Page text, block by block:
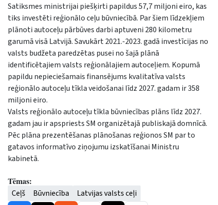
Satiksmes ministrijai piešķirti papildus 57,7 miljoni eiro, kas
tiks investēti reģionālo ceļu būvniecībā. Par šiem līdzekļiem
plānoti autoceļu pārbūves darbi aptuveni 280 kilometru
garumā visā Latvijā. Savukārt 2021.-2023. gadā investīcijas no
valsts budžeta paredzētas pusei no šajā plānā
identificētajiem valsts reģionālajiem autoceļiem. Kopumā
papildu nepieciešamais finansējums kvalitatīva valsts
reģionālo autoceļu tīkla veidošanai līdz 2027. gadam ir 358
miljoni eiro.
Valsts reģionālo autoceļu tīkla būvniecības plāns līdz 2027.
gadam jau ir apspriests SM organizētajā publiskajā domnīcā.
Pēc plāna prezentēšanas plānošanas reģionos SM par to
gatavos informatīvo ziņojumu izskatīšanai Ministru
kabinetā.
Tēmas:
Ceļš Būvniecība Latvijas valsts ceļi